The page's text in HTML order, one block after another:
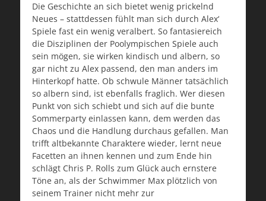
Die Geschichte an sich bietet wenig prickelnd
Neues – stattdessen fühlt man sich durch Alex‘
Spiele fast ein wenig veralbert. So fantasiereich
die Disziplinen der Poolympischen Spiele auch
sein mögen, sie wirken kindisch und albern, so
gar nicht zu Alex passend, den man anders im
Hinterkopf hatte. Ob schwule Männer tatsächlich
so albern sind, ist ebenfalls fraglich. Wer diesen
Punkt von sich schiebt und sich auf die bunte
Sommerparty einlassen kann, dem werden das
Chaos und die Handlung durchaus gefallen. Man
trifft altbekannte Charaktere wieder, lernt neue
Facetten an ihnen kennen und zum Ende hin
schlägt Chris P. Rolls zum Glück auch ernstere
Töne an, als der Schwimmer Max plötzlich von
seinem Trainer nicht mehr zur